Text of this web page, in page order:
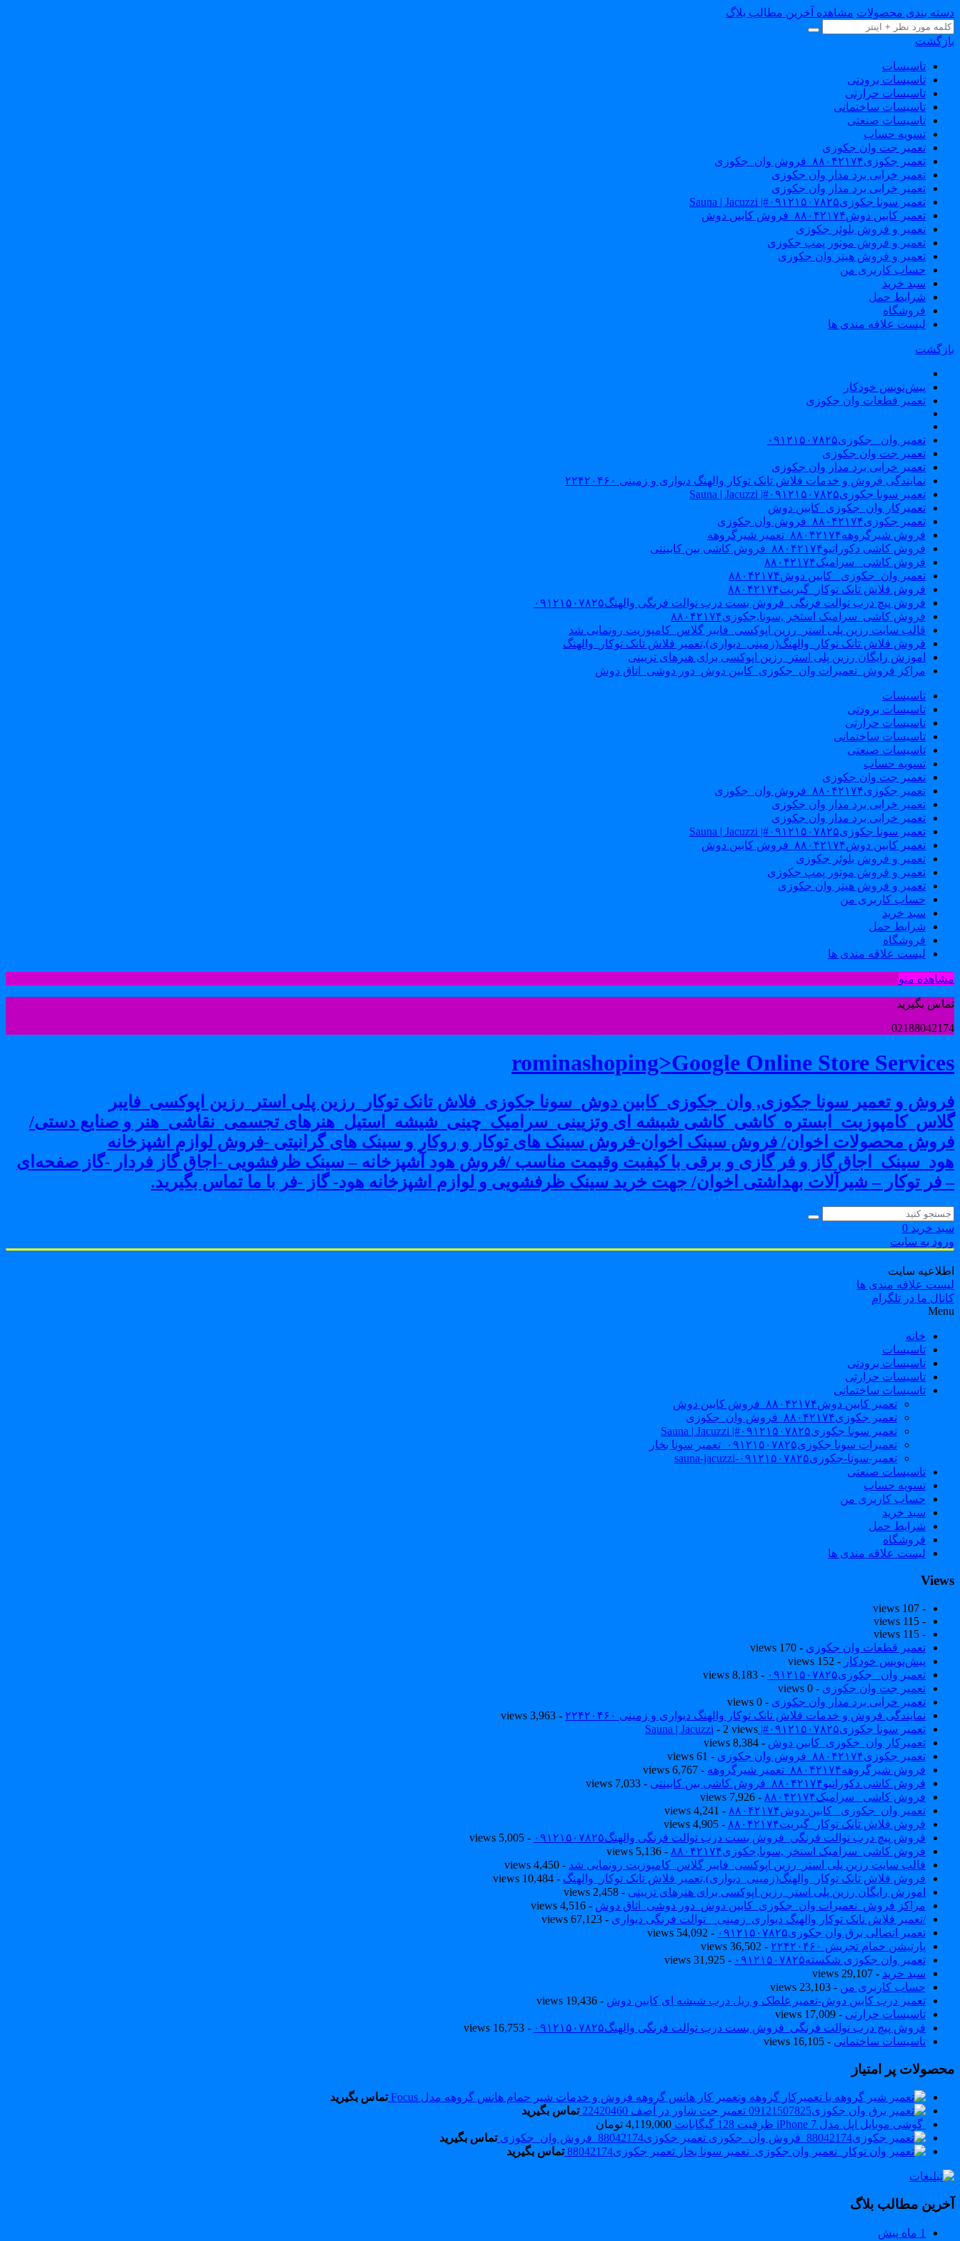
دسته بندی محصولات مشاهده آخرین مطالب بلاگ
بازگشت
تاسیسات
تاسیسات برودتی
تاسیسات حرارتی
تاسیسات ساختمانی
تاسیسات صنعتی
تسویه حساب
تعمیر جت وان جکوزی
تعمیر جکوزی۸۸۰۴۲۱۷۴_فروش وان_جکوزی
تعمیر خرابی برد مدار وان جکوزی
تعمیر خرابی برد مدار وان جکوزی
تعمیر سونا جکوزی۰۹۱۲۱۵۰۷۸۲۵#| Sauna | Jacuzzi
تعمیر کابین دوش۸۸۰۴۲۱۷۴_فروش کابین دوش
تعمیر و فروش بلوئر جکوزی
تعمیر و فروش موتور پمپ جکوزی
تعمیر و فروش هیتر وان جکوزی
حساب کاربری من
سبد خرید
شرایط حمل
فروشگاه
لیست علاقه مندی ها
بازگشت
پیش‌نویس خودکار
تعمیر قطعات وان جکوزی
تعمیر وان _جکوزی۰۹۱۲۱۵۰۷۸۲۵
تعمیر جت وان جکوزی
تعمیر خرابی برد مدار وان جکوزی
نمایندگی فروش و خدمات فلاش تانک توکار والهنگ دیواری و زمینی ۲۲۴۲۰۴۶۰
تعمیر سونا جکوزی۰۹۱۲۱۵۰۷۸۲۵#| Sauna | Jacuzzi
تعمیرکار وان_جکوزی_کابین دوش
تعمیر جکوزی۸۸۰۴۲۱۷۴_فروش وان جکوزی
فروش شیرگروهه۸۸۰۴۲۱۷۴_تعمیر شیرگروهه
فروش کاشی دکوراتیو۸۸۰۴۲۱۷۴_فروش کاشی بین کابینتی
فروش کاشی _سرامیک۸۸۰۴۲۱۷۴
تعمیر وان_جکوزی_ کابین دوش۸۸۰۴۲۱۷۴
فروش فلاش تانک توکار_گبریت۸۸۰۴۲۱۷۴
فروش پیچ درب توالت فرنگی_فروش بست درب توالت فرنگی والهنگ۰۹۱۲۱۵۰۷۸۲۵
فروش کاشی_سرامیک استخر ,سونا,جکوزی۸۸۰۴۲۱۷۴
قالب سایت رزین پلی استر_رزین اپوکسی_فایبر گلاس_کامپوزیت رونمایی شد
فروش فلاش تانک توکار_والهنگ(زمینی_دیواری),تعمیر فلاش تانک توکار_والهنگ
اموزش رایگان رزین پلی استر_رزین اپوکسی برای هنرهای تزیینی
مراکز فروش_تعمیرات وان_جکوزی_کابین دوش_دور دوشی_اتاق دوش
تاسیسات
تاسیسات برودتی
تاسیسات حرارتی
تاسیسات ساختمانی
تاسیسات صنعتی
تسویه حساب
تعمیر جت وان جکوزی
تعمیر جکوزی۸۸۰۴۲۱۷۴_فروش وان_جکوزی
تعمیر خرابی برد مدار وان جکوزی
تعمیر خرابی برد مدار وان جکوزی
تعمیر سونا جکوزی۰۹۱۲۱۵۰۷۸۲۵#| Sauna | Jacuzzi
تعمیر کابین دوش۸۸۰۴۲۱۷۴_فروش کابین دوش
تعمیر و فروش بلوئر جکوزی
تعمیر و فروش موتور پمپ جکوزی
تعمیر و فروش هیتر وان جکوزی
حساب کاربری من
سبد خرید
شرایط حمل
فروشگاه
لیست علاقه مندی ها
مشاهده منو
تماس بگیرید
02188042174
rominashoping>Google Online Store Services
فروش و تعمیر سونا جکوزی, وان_جکوزی_کابین دوش_سونا جکوزی_فلاش تانک توکار_رزین پلی استر_رزین اپوکسی_فایبر
گلاس_کامپوزیت_ابستره_کاشی_کاشی شیشه ای وتزیینی_سرامیک_چینی_شیشه_استیل_هنرهای تجسمی_نقاشی_هنر و صنایع دستی/
فروش محصولات اخوان/ فروش سینک اخوان-فروش سینک های توکار و روکار و سینک های گرانیتی -فروش لوازم اشپزخانه
هود_سینک_اجاق گاز و فر گازی و برقی با کیفیت وقیمت مناسب /فروش هود آشپزخانه – سینک ظرفشویی -اجاق گاز فردار -گاز صفحه‌ای
– فر توکار – شیرآلات بهداشتی اخوان/ جهت خرید سینک ظرفشویی و لوازم اشپزخانه هود- گاز -فر با ما تماس بگیرید.
سبد خرید 0
ورود به سایت
اطلاعیه سایت
لیست علاقه مندی ها
کانال ما در تلگرام
Menu
خانه
تاسیسات
تاسیسات برودتی
تاسیسات حرارتی
تاسیسات ساختمانی
تعمیر کابین دوش۸۸۰۴۲۱۷۴_فروش کابین دوش
تعمیر جکوزی۸۸۰۴۲۱۷۴_فروش وان_جکوزی
تعمیر سونا جکوزی۰۹۱۲۱۵۰۷۸۲۵#| Sauna | Jacuzzi
تعمیرات سونا جکوزی۰۹۱۲۱۵۰۷۸۲۵_تعمیر سونا بخار
تعمیر-سونا-جکوزی۰۹۱۲۱۵۰۷۸۲۵-sauna-jacuzzi
تاسیسات صنعتی
تسویه حساب
حساب کاربری من
سبد خرید
شرایط حمل
فروشگاه
لیست علاقه مندی ها
Views
- 107 views
- 115 views
- 115 views
تعمیر قطعات وان جکوزی - 170 views
پیش‌نویس خودکار - 152 views
تعمیر وان _جکوزی۰۹۱۲۱۵۰۷۸۲۵
- 8,183 views
تعمیر جت وان جکوزی - 0 views
تعمیر خرابی برد مدار وان جکوزی - 0 views
نمایندگی فروش و خدمات فلاش تانک توکار والهنگ دیواری و زمینی ۲۲۴۲۰۴۶۰
- 3,963 views
تعمیر سونا جکوزی۰۹۱۲۱۵۰۷۸۲۵#| Sauna | Jacuzzi
- 2 views
تعمیرکار وان_جکوزی_کابین دوش - 8,384 views
تعمیر جکوزی۸۸۰۴۲۱۷۴_فروش وان جکوزی
- 61 views
فروش شیرگروهه۸۸۰۴۲۱۷۴_تعمیر شیرگروهه
- 6,767 views
فروش کاشی دکوراتیو۸۸۰۴۲۱۷۴_فروش کاشی بین کابینتی
- 7,033 views
فروش کاشی _سرامیک۸۸۰۴۲۱۷۴
- 7,926 views
تعمیر وان_جکوزی_ کابین دوش۸۸۰۴۲۱۷۴
- 4,241 views
فروش فلاش تانک توکار_گبریت۸۸۰۴۲۱۷۴
- 4,905 views
فروش پیچ درب توالت فرنگی_فروش بست درب توالت فرنگی والهنگ۰۹۱۲۱۵۰۷۸۲۵
- 5,005 views
فروش کاشی_سرامیک استخر ,سونا,جکوزی۸۸۰۴۲۱۷۴
- 5,136 views
قالب سایت رزین پلی استر_رزین اپوکسی_فایبر گلاس_کامپوزیت رونمایی شد - 4,450 views
فروش فلاش تانک توکار_والهنگ(زمینی_دیواری),تعمیر فلاش تانک توکار_والهنگ - 10,484 views
اموزش رایگان رزین پلی استر_رزین اپوکسی برای هنرهای تزیینی - 2,458 views
مراکز فروش_تعمیرات وان_جکوزی_کابین دوش_دور دوشی_اتاق دوش - 4,516 views
/تعمیر فلاش تانک توکار والهنگ دیواری_زمینی _ توالت فرنگی دیواری - 67,123 views
تعمیر اتصالی برق وان جکوزی۰۹۱۲۱۵۰۷۸۲۵
- 54,092 views
پارتیشن حمام تجریش ۲۲۴۲۰۴۶۰
- 36,502 views
تعمیر وان جکوزی شکسته۰۹۱۲۱۵۰۷۸۲۵
- 31,925 views
سبد خرید - 29,107 views
حساب کاربری من - 23,103 views
تعمیر درب کابین دوش-تعمیر غلطک و ریل درب شیشه ای کابین دوش - 19,436 views
تاسیسات حرارتی - 17,009 views
فروش پیچ درب توالت فرنگی_فروش بست درب توالت فرنگی والهنگ۰۹۱۲۱۵۰۷۸۲۵
- 16,753 views
تاسیسات ساختمانی - 16,105 views
محصولات پر امتیاز
فروش و خدمات شیر حمام هانس گروهه مدل Focus
تماس بگیرید
تعمیر جت شاور در آصف 22420460
تماس بگیرید
گوشی موبایل اپل مدل iPhone 7 ظرفیت 128 گیگابایت
4,119,000 تومان
تعمیر جکوزی88042174_فروش وان_جکوزی
تماس بگیرید
تعمیر جکوزی88042174
تماس بگیرید
آخرین مطالب بلاگ
1 ماه پیش